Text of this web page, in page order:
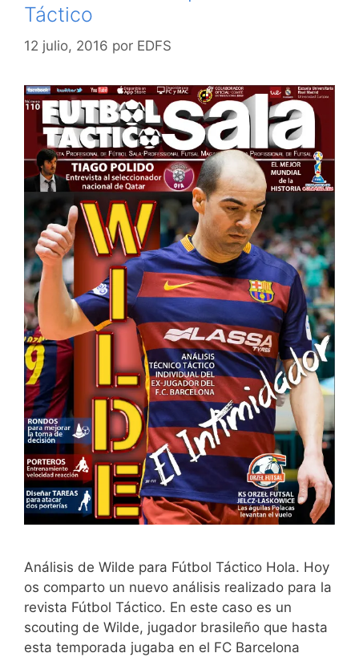
Táctico
12 julio, 2016 por EDFS
Análisis de Wilde para Fútbol Táctico Hola. Hoy
os comparto un nuevo análisis realizado para la
revista Fútbol Táctico. En este caso es un
scouting de Wilde, jugador brasileño que hasta
esta temporada jugaba en el FC Barcelona